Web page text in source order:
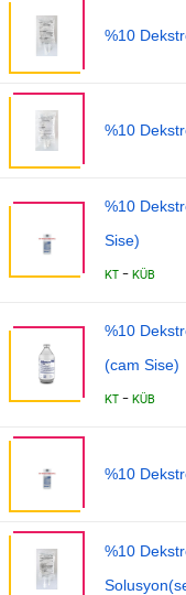
%10
%10
%10
Sise)
KT - KÜB
%10
(cam Sise)
KT - KÜB
%10
%10